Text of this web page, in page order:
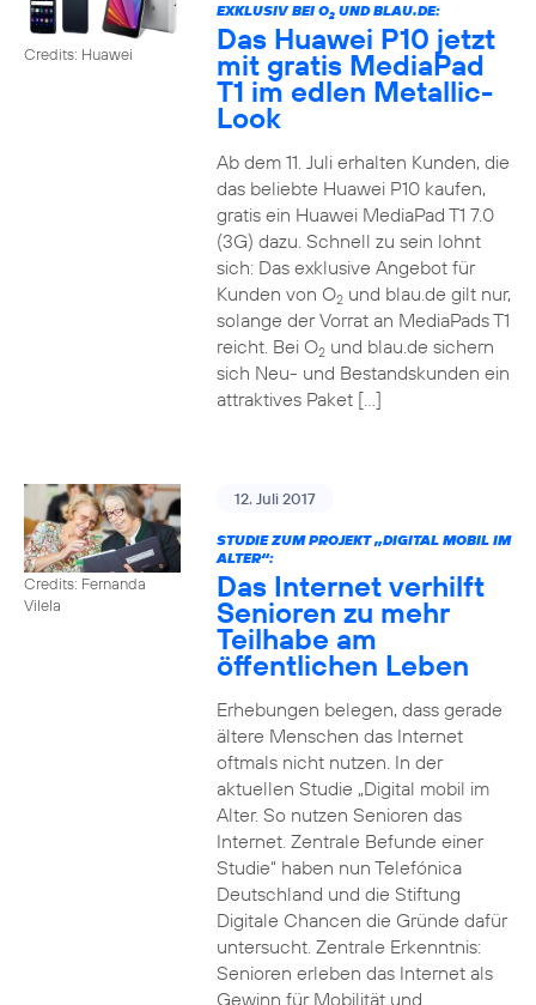
Credits: Huawei
EXKLUSIV BEI O2UND BLAU.DE:
Das Huawei P10 jetzt
mit gratis MediaPad
T1 im edlen Metallic-
Look
Ab dem 11. Juli erhalten Kunden, die
das beliebte Huawei P10 kaufen,
gratis ein Huawei MediaPad T1 7.0
(3G) dazu. Schnell zu sein lohnt
sich: Das exklusive Angebot für
Kunden von O2und blau.de gilt nur,
solange der Vorrat an MediaPads T1
reicht. Bei O2und blau.de sichern
sich Neu- und Bestandskunden ein
attraktives Paket […]
Credits: Fernanda
Vilela
12. Juli 2017
STUDIE ZUM PROJEKT „DIGITAL MOBIL IM
ALTER“:
Das Internet verhilft
Senioren zu mehr
Teilhabe am
öffentlichen Leben
Erhebungen belegen, dass gerade
ältere Menschen das Internet
oftmals nicht nutzen. In der
aktuellen Studie „Digital mobil im
Alter. So nutzen Senioren das
Internet. Zentrale Befunde einer
Studie“ haben nun Telefónica
Deutschland und die Stiftung
Digitale Chancen die Gründe dafür
untersucht. Zentrale Erkenntnis:
Senioren erleben das Internet als
Gewinn für Mobilität und